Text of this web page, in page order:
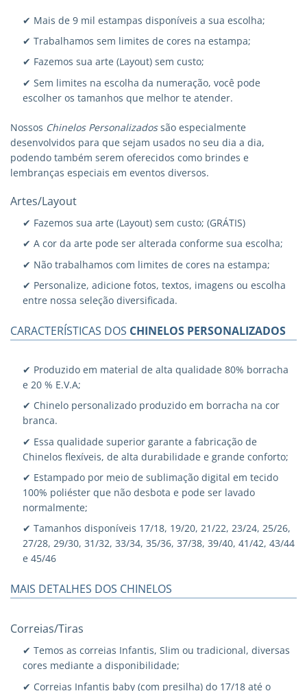
✔ Mais de 9 mil estampas disponíveis a sua escolha;
✔ Trabalhamos sem limites de cores na estampa;
✔ Fazemos sua arte (Layout) sem custo;
✔ Sem limites na escolha da numeração, você pode
escolher os tamanhos que melhor te atender.
Nossos Chinelos Personalizadossão especialmente
desenvolvidos para que sejam usados no seu dia a dia,
podendo também serem oferecidos como brindes e
lembranças especiais em eventos diversos.
Artes/Layout
✔ Fazemos sua arte (Layout) sem custo; (GRÁTIS)
✔ A cor da arte pode ser alterada conforme sua escolha;
✔ Não trabalhamos com limites de cores na estampa;
✔ Personalize, adicione fotos, textos, imagens ou escolha
entre nossa seleção diversificada.
CARACTERÍSTICAS DOS CHINELOS PERSONALIZADOS
✔ Produzido em material de alta qualidade 80% borracha
e 20 % E.V.A;
✔ Chinelo personalizado produzido em borracha na cor
branca.
✔ Essa qualidade superior garante a fabricação de
Chinelos flexíveis, de alta durabilidade e grande conforto;
✔ Estampado por meio de sublimação digital em tecido
100% poliéster que não desbota e pode ser lavado
normalmente;
✔ Tamanhos disponíveis 17/18, 19/20, 21/22, 23/24, 25/26,
27/28, 29/30, 31/32, 33/34, 35/36, 37/38, 39/40, 41/42, 43/44
e 45/46
MAIS DETALHES DOS CHINELOS
Correias/Tiras
✔ Temos as correias Infantis, Slim ou tradicional, diversas
cores mediante a disponibilidade;
✔ Correias Infantis baby (com presilha) do 17/18 até o